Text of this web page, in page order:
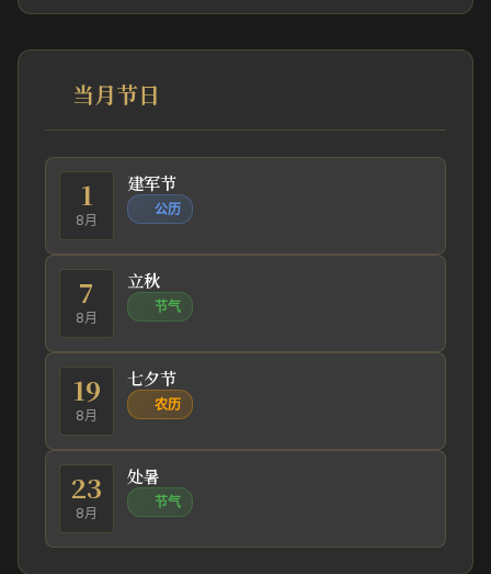
当月节日
1
8月
建军节
公历
7
8月
立秋
节气
19
8月
七夕节
农历
23
8月
处暑
节气